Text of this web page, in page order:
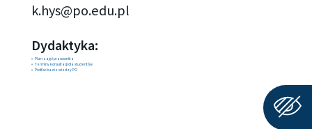
k.hys@po.edu.pl
Dydaktyka:
Plan zajęć pracownika
Terminy konsultacji dla studentów
Profil w bazie wiedzy PO